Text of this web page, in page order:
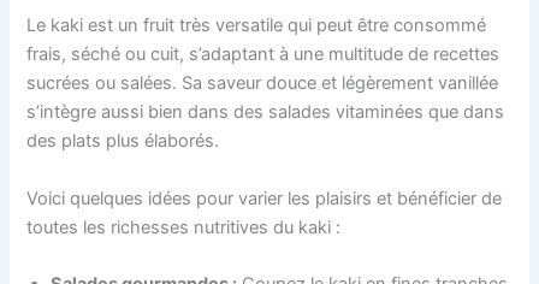
Le kaki est un fruit très versatile qui peut être consommé
frais, séché ou cuit, s’adaptant à une multitude de recettes
sucrées ou salées. Sa saveur douce et légèrement vanillée
s’intègre aussi bien dans des salades vitaminées que dans
des plats plus élaborés.
Voici quelques idées pour varier les plaisirs et bénéficier de
toutes les richesses nutritives du kaki :